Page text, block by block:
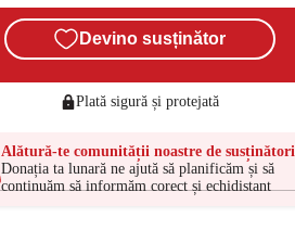
Devino susținător
Plată sigură și protejată
Alătură-te comunității noastre de susținători
Donația ta lunară ne ajută să planificăm și să
continuăm să informăm corect și echidistant